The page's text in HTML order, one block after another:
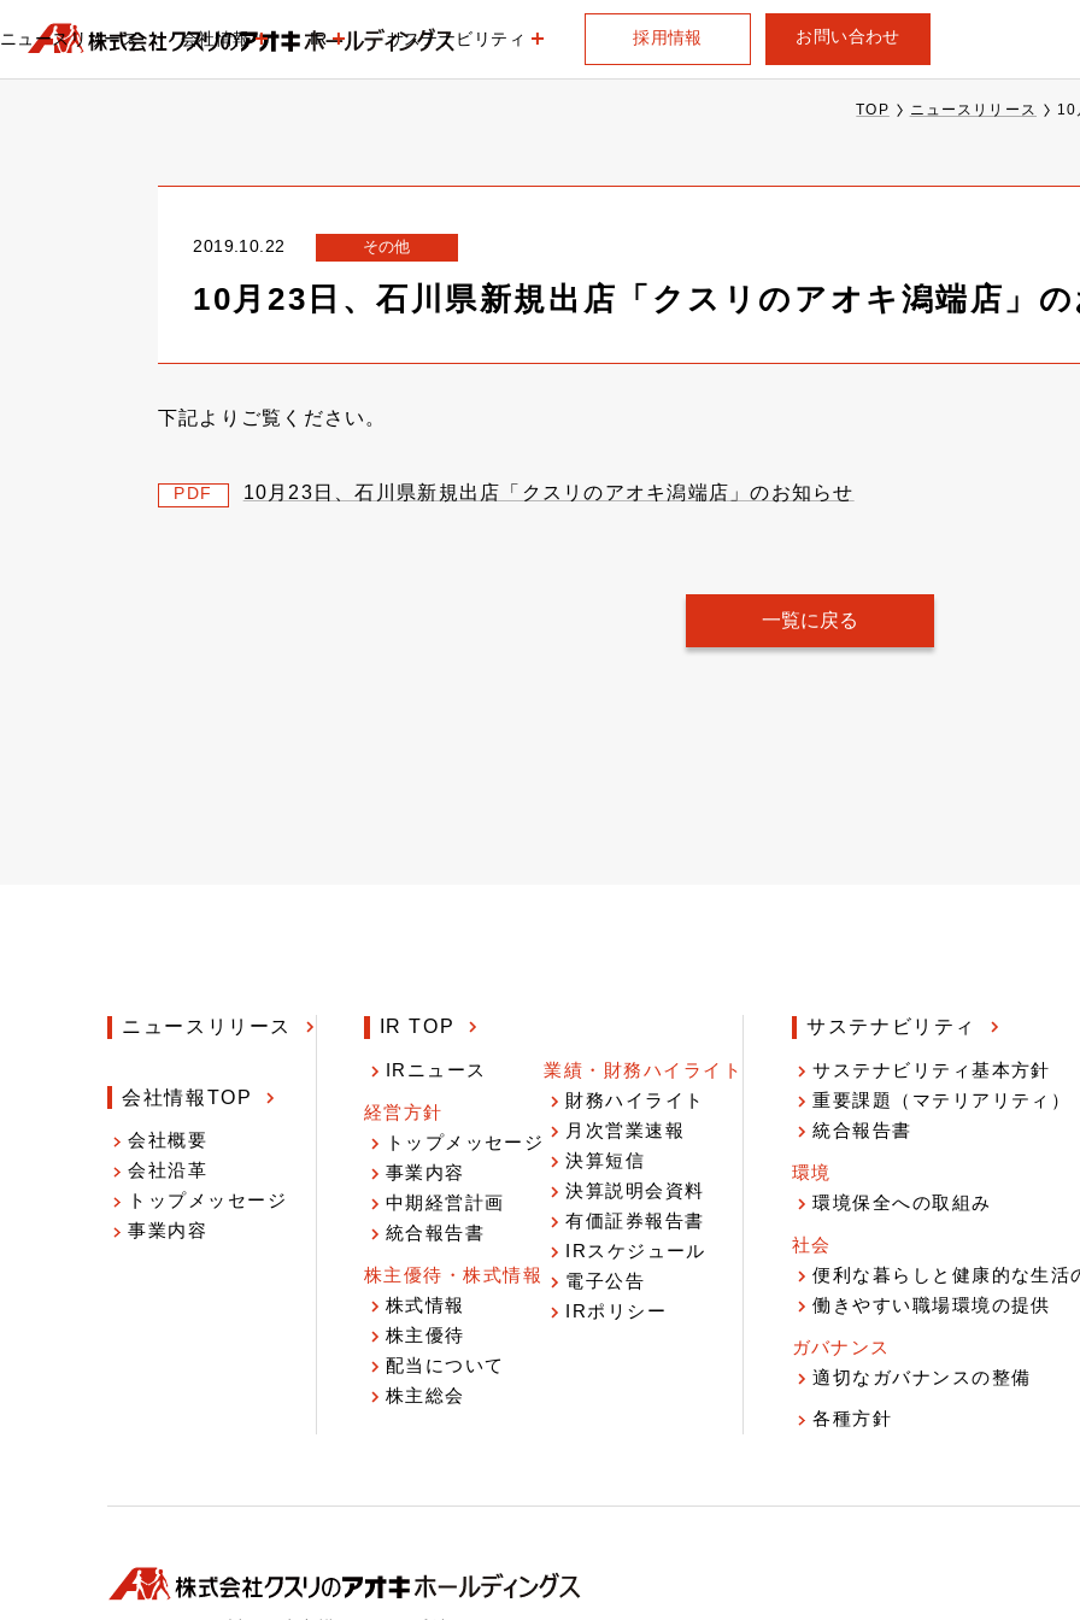
ニュースリリース 会社情報 IR サステナビリティ 採用情報 お問い合わせ
TOP ニュースリリース 10
2019.10.22 その他
10月23日、石川県新規出店「クスリのアオキ潟端店」
下記よりご覧ください。
PDF 10月23日、石川県新規出店「クスリのアオキ潟端店」のお知らせ
一覧に戻る
ニュースリリース
会社情報TOP
会社概要
会社沿革
トップメッセージ
事業内容
IR TOP
IRニュース
経営方針
トップメッセージ
事業内容
中期経営計画
統合報告書
株主優待・株式情報
株式情報
株主優待
配当について
株主総会
業績・財務ハイライト
財務ハイライト
月次営業速報
決算短信
決算説明会資料
有価証券報告書
IRスケジュール
電子公告
IRポリシー
サステナビリティ
サステナビリティ基本方針
重要課題（マテリアリティ）
統合報告書
環境
環境保全への取組み
社会
便利な暮らしと健康的な生活
働きやすい職場環境の提供
ガバナンス
適切なガバナンスの整備
各種方針